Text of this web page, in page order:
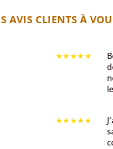
AVIS CLIENTS À
★★★★★
★★★★★